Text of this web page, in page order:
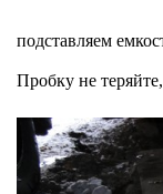
подставляем
Пробку не